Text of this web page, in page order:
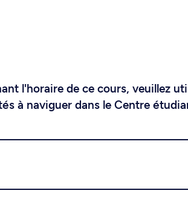
l'horaire de ce cours, veuillez
à naviguer dans le Centre